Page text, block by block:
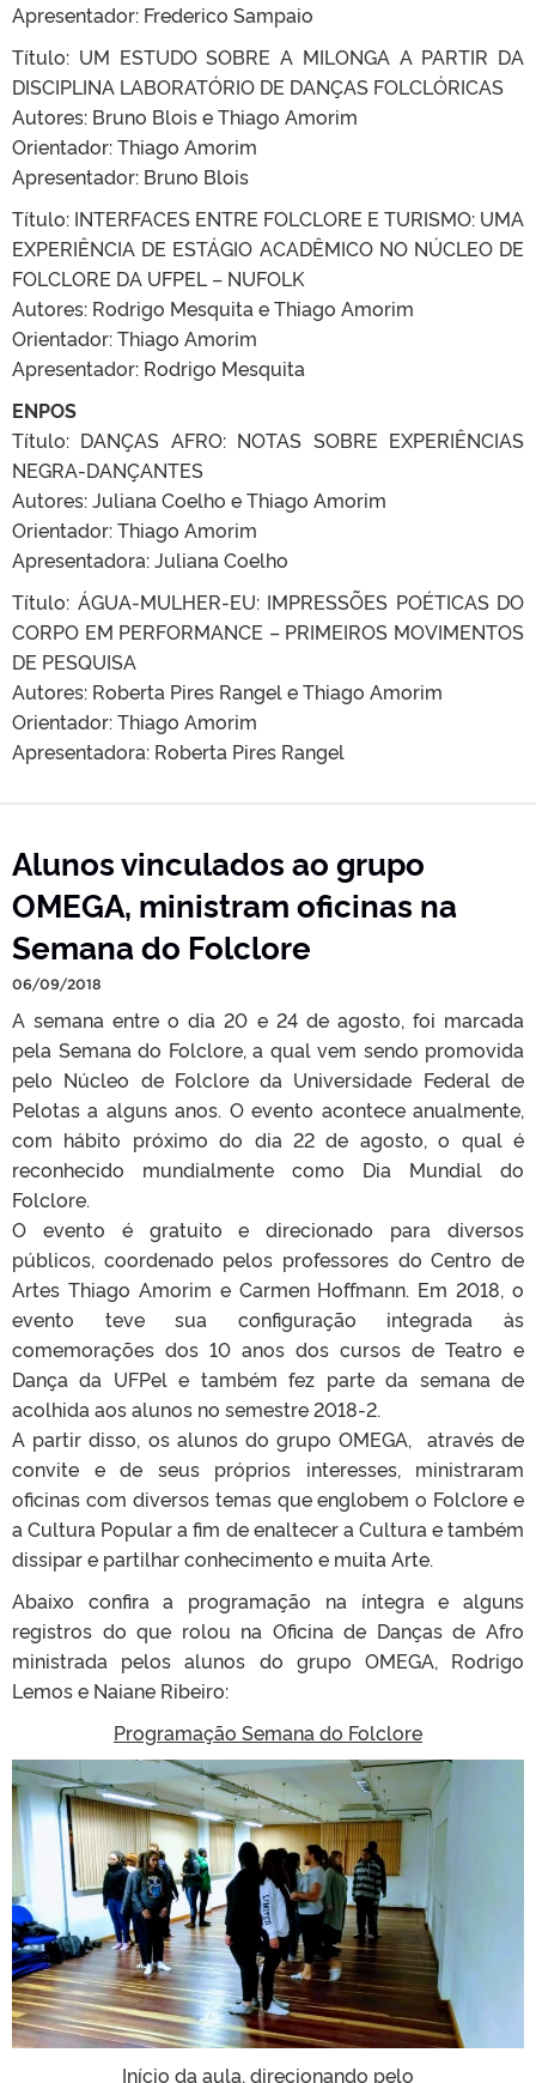
Apresentador: Frederico Sampaio
Título: UM ESTUDO SOBRE A MILONGA A PARTIR DA
DISCIPLINA LABORATÓRIO DE DANÇAS FOLCLÓRICAS
Autores: Bruno Blois e Thiago Amorim
Orientador: Thiago Amorim
Apresentador: Bruno Blois
Título: INTERFACES ENTRE FOLCLORE E TURISMO: UMA
EXPERIÊNCIA DE ESTÁGIO ACADÊMICO NO NÚCLEO DE
FOLCLORE DA UFPEL – NUFOLK
Autores: Rodrigo Mesquita e Thiago Amorim
Orientador: Thiago Amorim
Apresentador: Rodrigo Mesquita
ENPOS
Título: DANÇAS AFRO: NOTAS SOBRE EXPERIÊNCIAS
NEGRA-DANÇANTES
Autores: Juliana Coelho e Thiago Amorim
Orientador: Thiago Amorim
Apresentadora: Juliana Coelho
Título: ÁGUA-MULHER-EU: IMPRESSÕES POÉTICAS DO
CORPO EM PERFORMANCE – PRIMEIROS MOVIMENTOS
DE PESQUISA
Autores: Roberta Pires Rangel e Thiago Amorim
Orientador: Thiago Amorim
Apresentadora: Roberta Pires Rangel
Alunos vinculados ao grupo
OMEGA, ministram oficinas na
Semana do Folclore
06/09/2018
A semana entre o dia 20 e 24 de agosto, foi marcada
pela Semana do Folclore, a qual vem sendo promovida
pelo Núcleo de Folclore da Universidade Federal de
Pelotas a alguns anos. O evento acontece anualmente,
com hábito próximo do dia 22 de agosto, o qual é
reconhecido mundialmente como Dia Mundial do
Folclore.
O evento é gratuito e direcionado para diversos
públicos, coordenado pelos professores do Centro de
Artes Thiago Amorim e Carmen Hoffmann. Em 2018, o
evento teve sua configuração integrada às
comemorações dos 10 anos dos cursos de Teatro e
Dança da UFPel e também fez parte da semana de
acolhida aos alunos no semestre 2018-2.
A partir disso, os alunos do grupo OMEGA, através de
convite e de seus próprios interesses, ministraram
oficinas com diversos temas que englobem o Folclore e
a Cultura Popular a fim de enaltecer a Cultura e também
dissipar e partilhar conhecimento e muita Arte.
Abaixo confira a programação na íntegra e alguns
registros do que rolou na Oficina de Danças de Afro
ministrada pelos alunos do grupo OMEGA, Rodrigo
Lemos e Naiane Ribeiro:
Programação Semana do Folclore
Início da aula, direcionando pelo